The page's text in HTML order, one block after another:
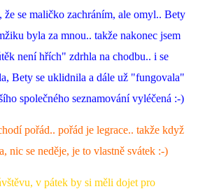
se maličko zachráním, ale omyl.. Bety
byla za mnou.. takže nakonec jsem
není hřích" zdrhla na chodbu.. i se
Bety se uklidnila a dále už "fungovala"
společného seznamování vyléčená :-)
pořád.. pořád je legrace.. takže když
nic se neděje, je to vlastně svátek :-)
v pátek by si měli dojet pro